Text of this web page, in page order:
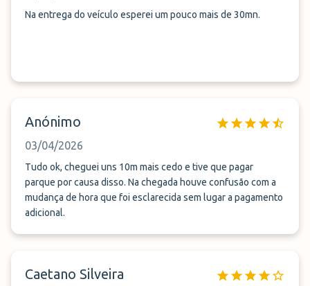
Na entrega do veículo esperei um pouco mais de 30mn.
Anónimo
03/04/2026
Tudo ok, cheguei uns 10m mais cedo e tive que pagar
parque por causa disso. Na chegada houve confusão com a
mudança de hora que foi esclarecida sem lugar a pagamento
adicional.
Caetano Silveira